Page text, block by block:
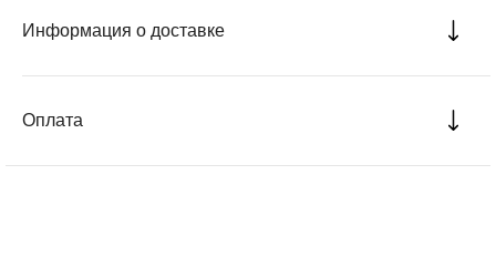
Информация о доставке
Оплата